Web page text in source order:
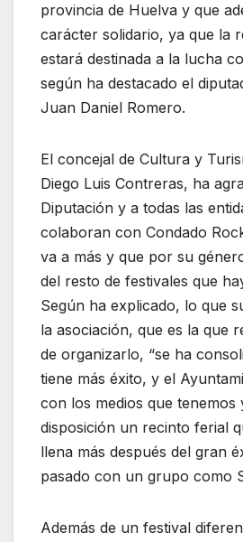
provincia de Huelva y que
carácter solidario, ya que la
estará destinada a la lucha
según ha destacado el
Juan Daniel Romero.
El concejal de Cultura y
Diego Luis Contreras, ha
Diputación y a todas las
colaboran con Condado
va a más y que por su
del resto de festivales que
Según ha explicado, lo que
la asociación, que es la que
de organizarlo, “se ha
tiene más éxito, y el
con los medios que tenemos
disposición un recinto ferial
llena más después del gran
pasado con un grupo como
Además de un festival